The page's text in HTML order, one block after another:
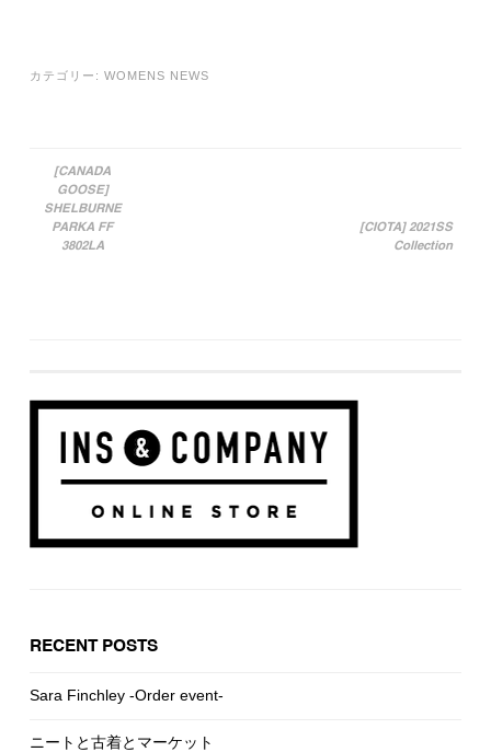
カテゴリー: WOMENS NEWS
投稿ナビゲーション
[CANADA
GOOSE]
SHELBURNE
PARKA FF
3802LA
[CIOTA] 2021SS
Collection
RECENT POSTS
Sara Finchley -Order event-
ニートと古着とマーケット